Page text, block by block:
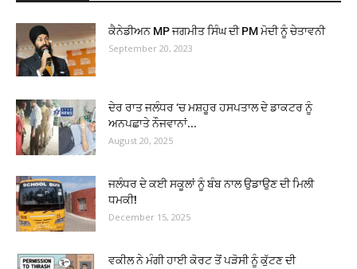
ਕੈਨੇਡੀਅਨ MP ਜਗਮੀਤ ਸਿੰਘ ਦੀ PM ਮੋਦੀ ਨੂੰ ਚੇਤਾਵਨੀ
September 20, 2023
ਦੇਰ ਰਾਤ ਜਲੰਧਰ ‘ਚ ਮਸ਼ਹੂਰ ਹਸਪਤਾਲ ਦੇ ਡਾਕਟਰ ਨੂੰ
ਅਨਪਛਾਤੇ ਨੌਜਵਾਨਾਂ...
August 20, 2025
ਜਲੰਧਰ ਦੇ ਕਈ ਸਕੂਲਾਂ ਨੂੰ ਬੰਬ ਨਾਲ ਉਡਾਉਣ ਦੀ ਮਿਲੀ
ਧਮਕੀ!
December 15, 2025
ਵਕੀਲ ਨੇ ਮੰਗੀ ਹਾਈ ਕੋਰਟ ਤੋਂ ਪੜੋਸੀ ਨੂੰ ਕੁੱਟਣ ਦੀ